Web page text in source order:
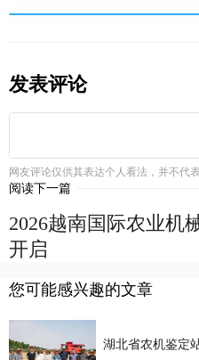
发表评论
网友评论仅供其表达个人看法，并不代
阅读下一篇
2026越南国际农业机
开启
您可能感兴趣的文章
湖北省农机鉴定